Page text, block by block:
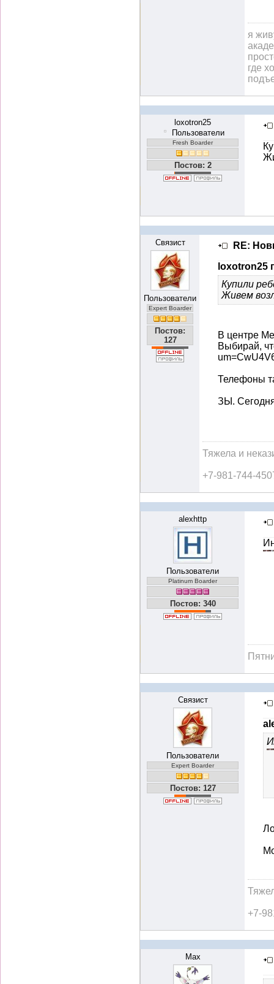
я
где
loxotron25
Пользователи
Fresh Boarder
Постов: 2
Связист
Пользователи
Expert Boarder
Постов:
127
RE:
loxotron25
Купили
Живем
В центре
Выбирай,
Телефоны
ЗЫ.
Тяжела и
+7-981-744-
alexhttp
Пользователи
Platinum Boarder
Постов: 340
Связист
Пользователи
Expert Boarder
Постов: 127
+7-
Max